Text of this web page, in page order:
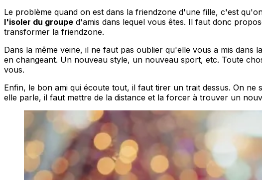
Le problème quand on est dans la friendzone d'une fille, c'est
l'isoler du groupe d'amis dans lequel vous êtes. Il faut donc
transformer la friendzone.
Dans la même veine, il ne faut pas oublier qu'elle vous a mis
en changeant. Un nouveau style, un nouveau sport, etc. Toute
vous.
Enfin, le bon ami qui écoute tout, il faut tirer un trait dessus. On ne
elle parle, il faut mettre de la distance et la forcer à trouver un